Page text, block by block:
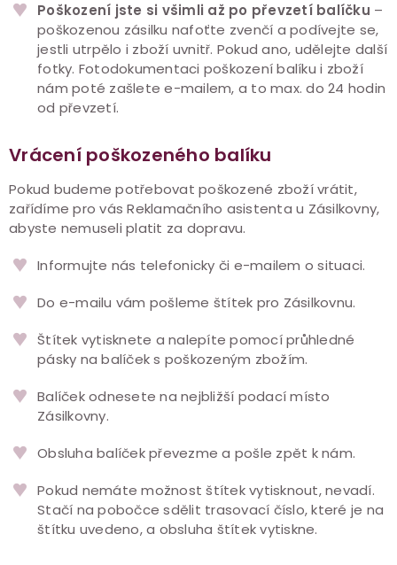
Poškození jste si všimli až po převzetí balíčku –
poškozenou zásilku nafoťte zvenčí a podívejte se,
jestli utrpělo i zboží uvnitř. Pokud ano, udělejte další
fotky. Fotodokumentaci poškození balíku i zboží
nám poté zašlete e-mailem, a to max. do 24 hodin
od převzetí.
Vrácení poškozeného balíku
Pokud budeme potřebovat poškozené zboží vrátit,
zařídíme pro vás Reklamačního asistenta u Zásilkovny,
abyste nemuseli platit za dopravu.
Informujte nás telefonicky či e-mailem o situaci.
Do e-mailu vám pošleme štítek pro Zásilkovnu.
Štítek vytisknete a nalepíte pomocí průhledné
pásky na balíček s poškozeným zbožím.
Balíček odnesete na nejbližší podací místo
Zásilkovny.
Obsluha balíček převezme a pošle zpět k nám.
Pokud nemáte možnost štítek vytisknout, nevadí.
Stačí na pobočce sdělit trasovací číslo, které je na
štítku uvedeno, a obsluha štítek vytiskne.